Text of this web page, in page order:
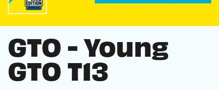
GTO - Young
GTO T13